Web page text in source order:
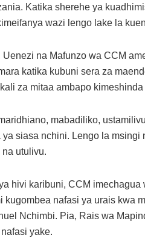
Katika sherehe ya
wazi lengo lake la
Uenezi na Mafunzo wa CCM
katika kubuni sera za
za mitaa ambapo
mabadiliko,
ya siasa nchini. Lengo la
utulivu.
hivi karibuni, CCM
kugombea nafasi ya urais kwa
Nchimbi. Pia, Rais wa
yake.